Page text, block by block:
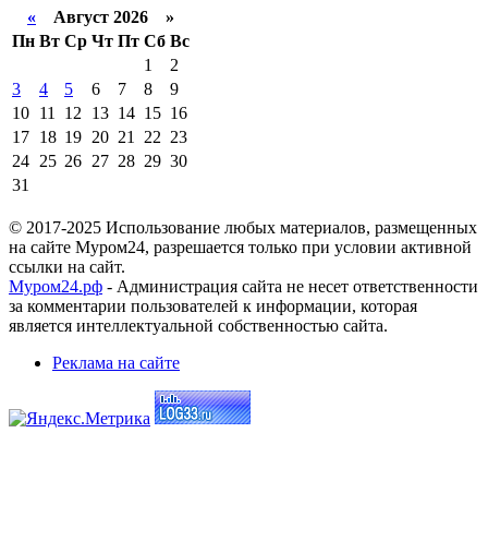
« Август 2026 »
Пн Вт Ср Чт Пт Сб Вс
1
2
3
4 5 6 7 8
9
10 11 12 13 14 15 16
17 18 19 20 21 22 23
24 25 26 27 28 29 30
31
© 2017-2025 Использование любых материалов, размещенных
на сайте Муром24, разрешается только при условии активной
ссылки на сайт.
Муром24.рф - Администрация сайта не несет ответственности
за комментарии пользователей к информации, которая
является интеллектуальной собственностью сайта.
Реклама на сайте